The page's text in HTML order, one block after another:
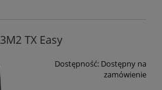
TX Easy
Dostępność: Dostępny na
zamówienie